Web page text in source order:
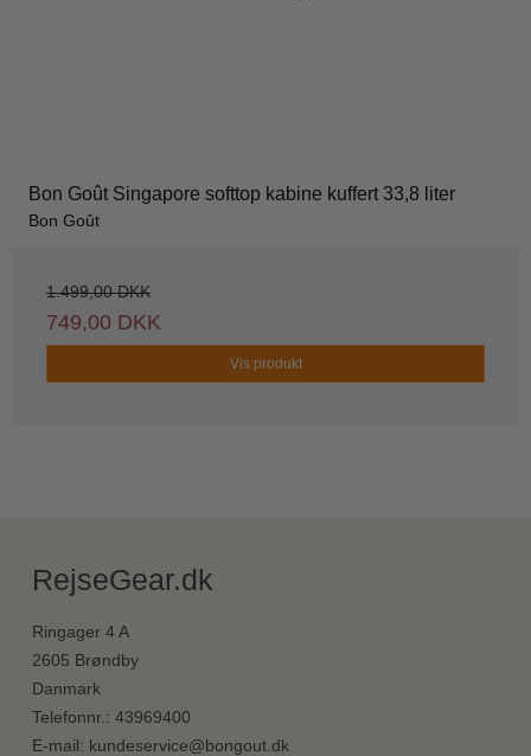
Bon Goût Singapore softtop kabine kuffert 33,8 liter
Bon Goût
1.499,00 DKK
749,00 DKK
Vis produkt
RejseGear.dk
Ringager 4 A
2605 Brøndby
Danmark
Telefonnr. : 43969400
E-mail: kundeservice@bongout.dk